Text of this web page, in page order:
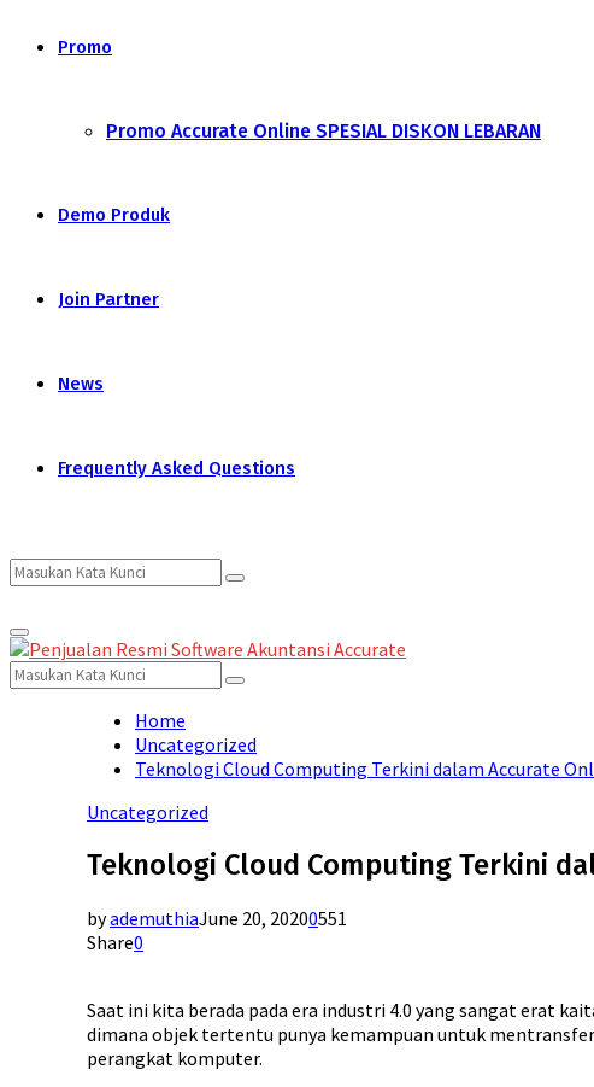
Promo
Promo Accurate Online SPESIAL DISKON LEBARAN
Demo Produk
Join Partner
News
Frequently Asked Questions
Search
for:
Search
Primary
Menu
Search
for:
Search
Home
Uncategorized
Teknologi Cloud Computing Terkini dalam Accurate
Uncategorized
Teknologi Cloud Computing Terkini
byademuthiaJune 20, 20200551
Share0
Saat ini kita berada pada era industri 4.0 yang sangat erat
dimana objek tertentu punya kemampuan untuk
perangkat komputer.